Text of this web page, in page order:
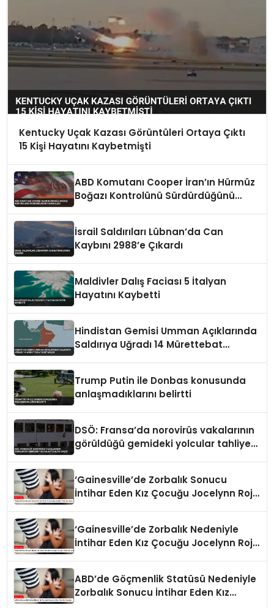
Kentucky Uçak Kazası Görüntüleri Ortaya Çıktı
15 Kişi Hayatını Kaybetmişti
ABD Komutanı Cooper İran’ın Hürmüz
Boğazı Kontrolünü Sürdürdüğünü
İsrail Saldırıları Lübnan’da Can
Kaybını 2988’e Çıkardı
Maldivler Dalış Faciası 5 İtalyan
Hayatını Kaybetti
Hindistan Gemisi Umman Açıklarında
Saldırıya Uğradı 14 Mürettebat
Trump Putin ile Donbas konusunda
anlaşmadıklarını belirtti
DSÖ: Fransa’da norovirüs vakalarının
görüldüğü gemideki yolcular tahliye
‘Gainesville’de Zorbalık Sonucu
İntihar Eden Kız Çocuğu Jocelynn Rojo
‘Gainesville’de Zorbalık Nedeniyle
İntihar Eden Kız Çocuğu Jocelynn Rojo
ABD’de Göçmenlik Statüsü Nedeniyle
Zorbalık Sonucu İntihar Eden Kız